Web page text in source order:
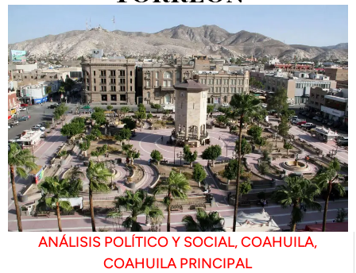
ANÁLISIS POLÍTICO Y SOCIAL,COAHUILA,
COAHUILA PRINCIPAL